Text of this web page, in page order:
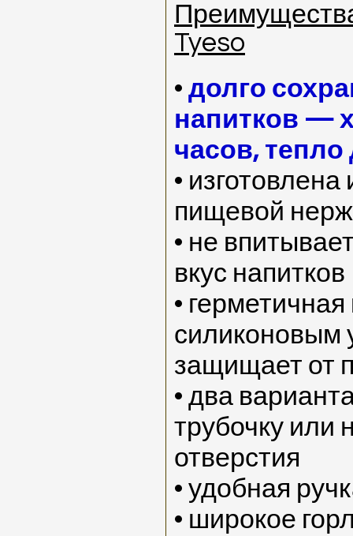
Tyeso
• долго
напитков —
часов, тепло
•
пищевой
• не
вкус напитков
•
силиконовым
защищает от
• два
трубочку или
отверстия
• удобная
• широкое